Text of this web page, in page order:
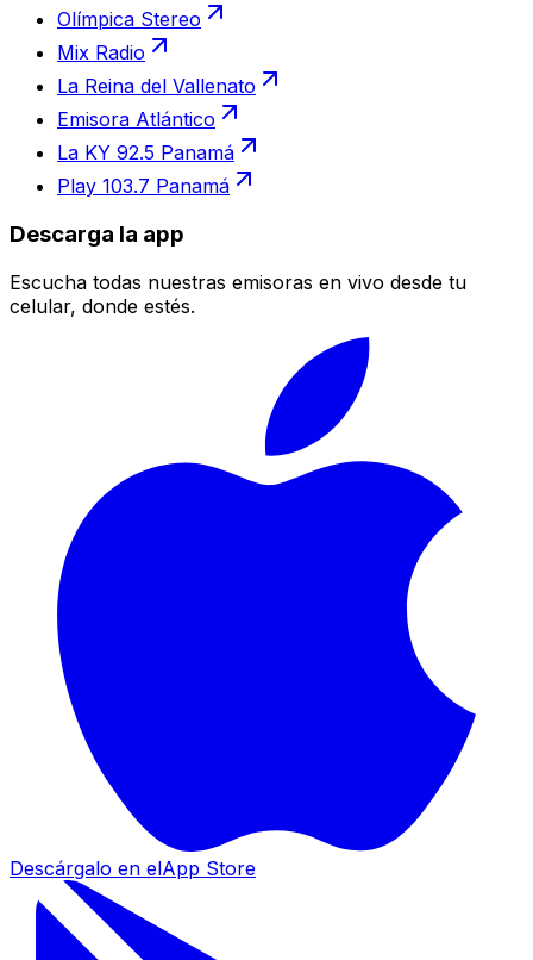
Olímpica Stereo
Mix Radio
La Reina del Vallenato
Emisora Atlántico
La KY 92.5 Panamá
Play 103.7 Panamá
Descarga la app
Escucha todas nuestras emisoras en vivo desde tu
celular, donde estés.
Descárgalo en elApp Store